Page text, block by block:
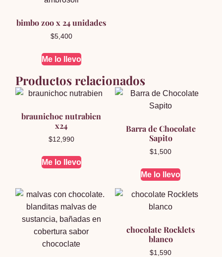
bimbo zoo x 24 unidades
$5,400
Me lo llevo
Productos relacionados
braunichoc nutrabien
x24
$12,990
Me lo llevo
Barra de Chocolate
Sapito
$1,500
Me lo llevo
chocolate Rocklets
blanco
$1,590